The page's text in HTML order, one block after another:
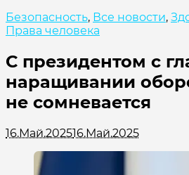
Безопасность, Все новости,
Права человека
С президентом с
наращивании
не сомневается
16.Май.202516.Май.2025